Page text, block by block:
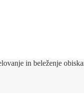
in beleženje